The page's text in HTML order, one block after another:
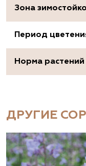
Зона
Период
Норма
ДРУГИЕ